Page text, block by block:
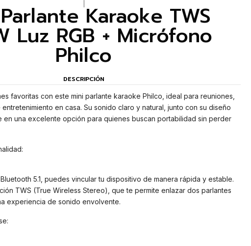
Karaoke TWS
Luz RGB + Micrófono
Philco
DESCRIPCIÓN
favoritas con este mini parlante karaoke Philco, ideal para reuniones,
en casa. Su sonido claro y natural, junto con su diseño
en una excelente opción para quienes buscan portabilidad sin perder
5.1, puedes vincular tu dispositivo de manera rápida y estable.
TWS (True Wireless Stereo), que te permite enlazar dos parlantes
experiencia de sonido envolvente.